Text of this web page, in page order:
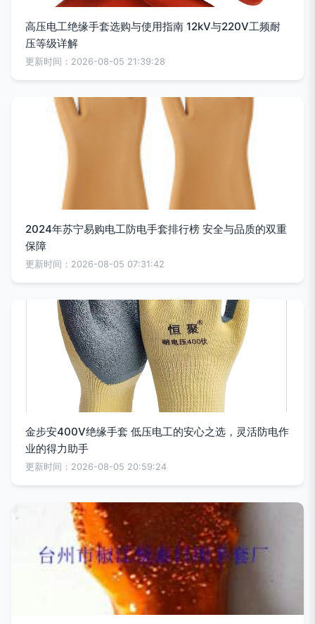
高压电工绝缘手套选购与使用指南 12kV与220V工频耐
压等级详解
更新时间：2026-08-05 21:39:28
2024年苏宁易购电工防电手套排行榜 安全与品质的双重
保障
更新时间：2026-08-05 07:31:42
金步安400V绝缘手套 低压电工的安心之选，灵活防电作
业的得力助手
更新时间：2026-08-05 20:59:24